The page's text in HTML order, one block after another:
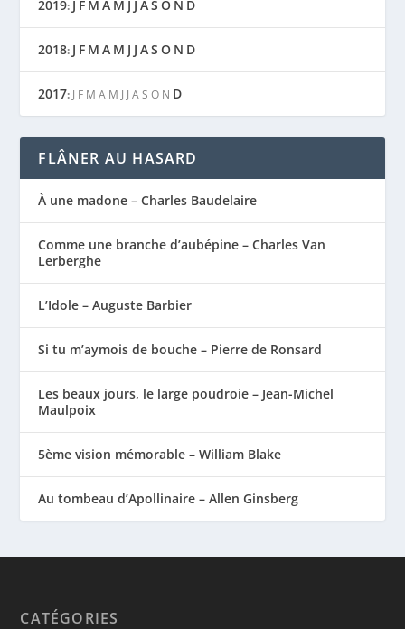
2019: J F M A M J J AS O N D
2018: J F M A M J J AS O N D
2017: J F M A M J J A S O N D
FLÂNER AU HASARD
À une madone – Charles Baudelaire
Comme une branche d’aubépine – Charles Van
Lerberghe
L’Idole – Auguste Barbier
Si tu m’aymois de bouche – Pierre de Ronsard
Les beaux jours, le large poudroie – Jean-Michel
Maulpoix
5ème vision mémorable – William Blake
Au tombeau d’Apollinaire – Allen Ginsberg
CATÉGORIES